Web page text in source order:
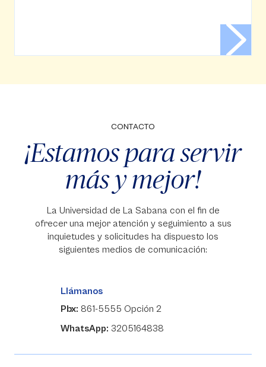
CONTACTO
¡Estamos para servir
más y mejor!
La Universidad de La Sabana con el fin de
ofrecer una mejor atención y seguimiento a sus
inquietudes y solicitudes ha dispuesto los
siguientes medios de comunicación:
Llámanos
Pbx: 861-5555 Opción 2
WhatsApp: 3205164838